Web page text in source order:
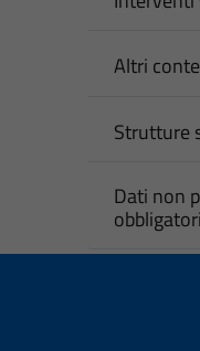
Altri
Strutture
Dati non